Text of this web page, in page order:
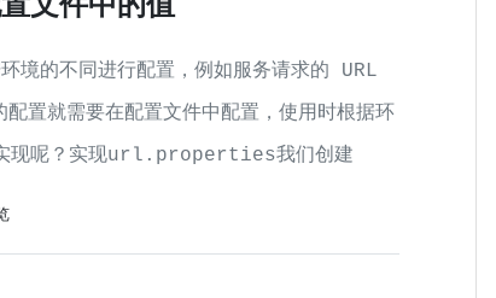
的不同进行配置，例如服务请求的 URL
就需要在配置文件中配置，使用时根据环
实现呢？实现url.properties我们创建